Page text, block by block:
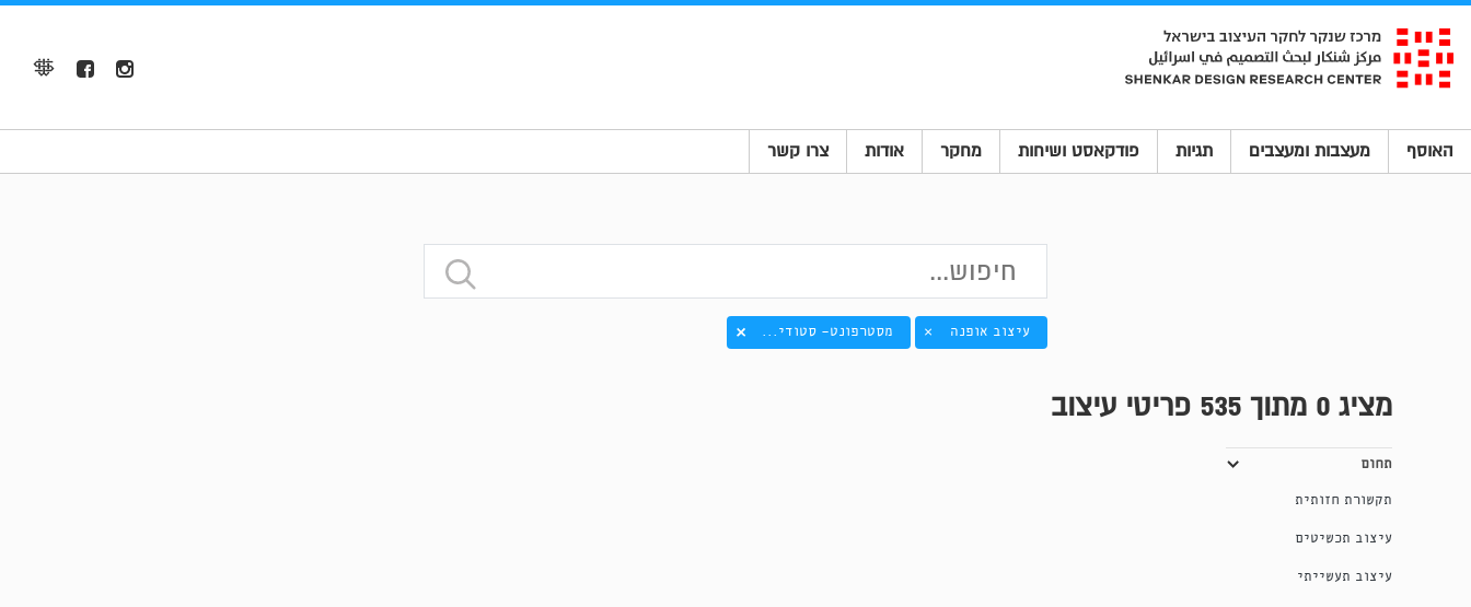
האוסף מעצבות ומעצבים תגיות פודקאסט ושיחות מחקר אודות צרו קשר
עיצוב אופנה × מסטרפונט- סטודי...
מציג 0 מתוך 535 פריטי עיצוב
תחום
תקשורת חזותית
עיצוב תכשיטים
עיצוב תעשייתי